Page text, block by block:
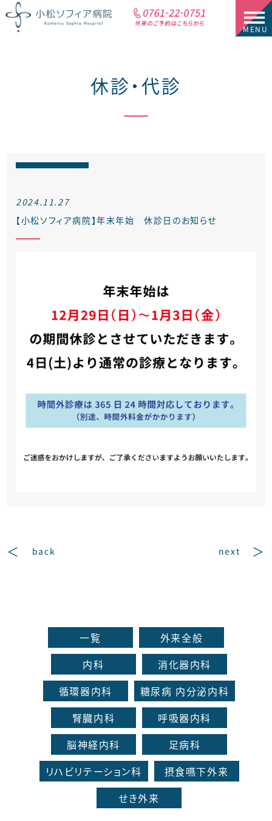
休診・代診
2024.11.27
【小松ソフィア病院】年末年始 休診日のお知らせ
back next
一覧
外来全般
内科
消化器内科
循環器内科
糖尿病 内分泌内科
腎臓内科
呼吸器内科
脳神経内科
足病科
リハビリテーション科
摂食嚥下外来
せき外来